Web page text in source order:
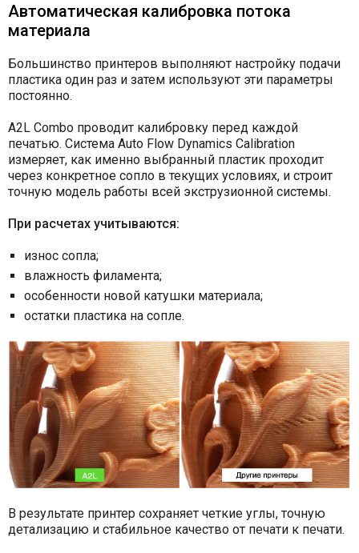
Автоматическая калибровка потока
материала
Большинство принтеров выполняют настройку подачи
пластика один раз и затем используют эти параметры
постоянно.
A2L Combo проводит калибровку перед каждой
печатью. Система Auto Flow Dynamics Calibration
измеряет, как именно выбранный пластик проходит
через конкретное сопло в текущих условиях, и строит
точную модель работы всей экструзионной системы.
При расчетах учитываются:
износ сопла;
влажность филамента;
особенности новой катушки материала;
остатки пластика на сопле.
В результате принтер сохраняет четкие углы, точную
детализацию и стабильное качество от печати к печати.